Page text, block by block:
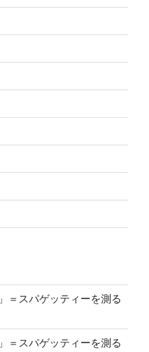
＝スパゲッティーを測る
＝スパゲッティーを測る